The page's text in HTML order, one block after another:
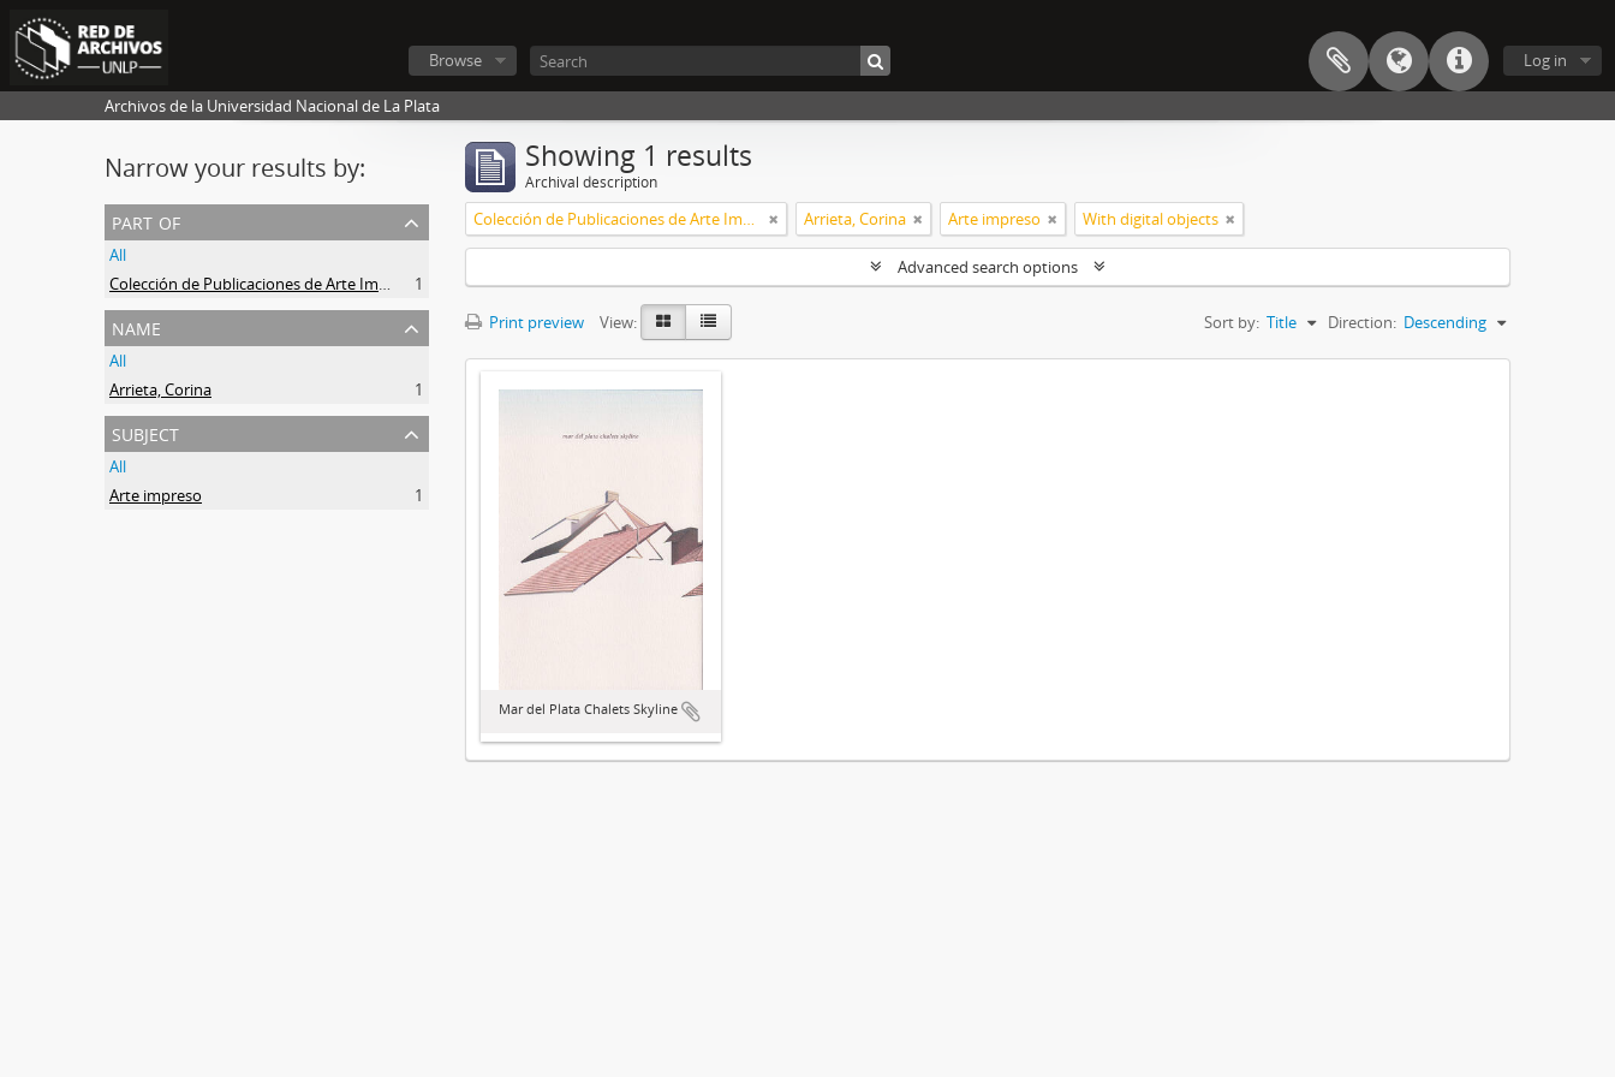
Log in
Browse
Archivos de la Universidad Nacional de La Plata
Narrow your results by:
part of
All
Colección de Publicaciones de Arte Impreso
1
name
All
Arrieta, Corina
1
subject
All
Arte impreso
1
Showing 1 results
Archival description
Colección de Publicaciones de Arte Impreso Arrieta, Corina Arte impreso With digital objects
Advanced search options
Print preview View: Sort by: Title Direction: Descending
Mar del Plata Chalets Skyline